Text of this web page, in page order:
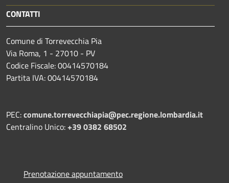
CONTATTI
Comune di Torrevecchia Pia
Via Roma, 1 - 27010 - PV
Codice Fiscale: 00414570184
Partita IVA: 00414570184
PEC:comune.torrevecchiapia@pec.regione.lombardia.it
Centralino Unico:+39 0382 68502
Prenotazione appuntamento